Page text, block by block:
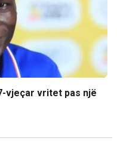
vjeçar vritet pas një